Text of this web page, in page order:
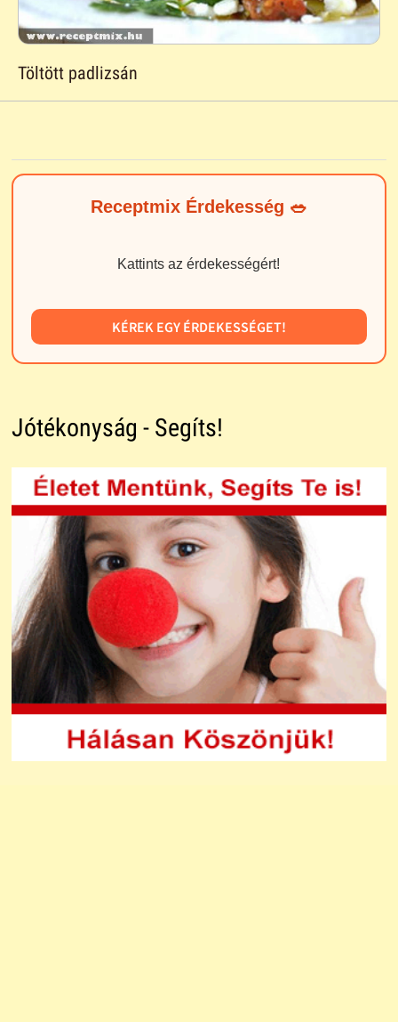
Töltött padlizsán
Receptmix Érdekesség 🥗
Kattints az érdekességért!
KÉREK EGY ÉRDEKESSÉGET!
Jótékonyság - Segíts!